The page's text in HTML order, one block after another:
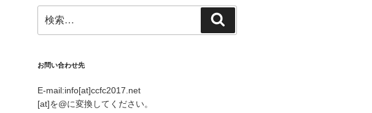
索:
索
お問い合わせ先
E-mail:info[at]ccfc2017.net
[at]を@に変換してください。